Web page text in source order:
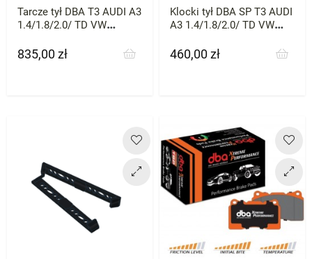
Tarcze tył DBA T3 AUDI A3
1.4/1.8/2.0/ TD VW
Cena
835,00 zł
Klocki tył DBA SP T3 AUDI
A3 1.4/1.8/2.0/ TD VW
Cena
460,00 zł